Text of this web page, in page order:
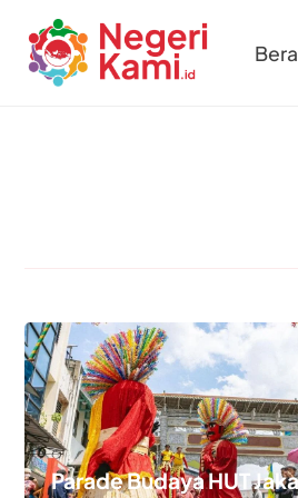
Parade Budaya HUT